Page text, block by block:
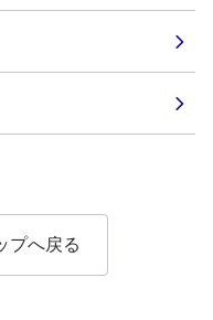
プへ戻る